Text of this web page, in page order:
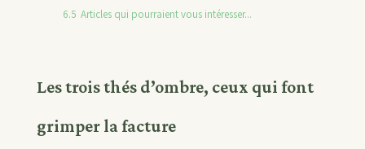
6.5 Articles qui pourraient vous intéresser...
Les trois thés d’ombre, ceux qui font
grimper la facture